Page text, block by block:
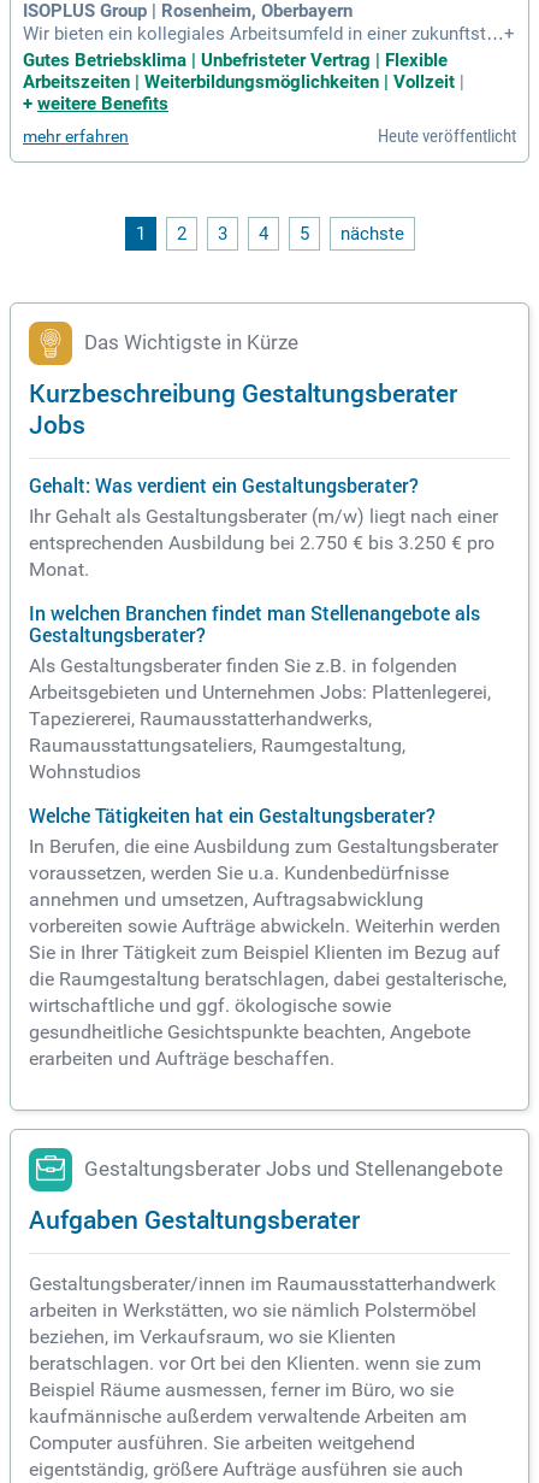
ISOPLUS Group | Rosenheim, Oberbayern
Wir bieten ein kollegiales Arbeitsumfeld in einer zukunftsträ
chtigen Branche mit Gestaltungsspielraum und kurzen Ents
cheidungswegen.
+
Gutes Betriebsklima | Unbefristeter Vertrag | Flexible
Arbeitszeiten | Weiterbildungsmöglichkeiten | Vollzeit
+ weitere Benefits
mehr erfahren Heute veröffentlicht
1 2 3 4 5 nächste
Das Wichtigste in Kürze
Kurzbeschreibung Gestaltungsberater
Jobs
Gehalt: Was verdient ein Gestaltungsberater?
Ihr Gehalt als Gestaltungsberater (m/w) liegt nach einer
entsprechenden Ausbildung bei 2.750 € bis 3.250 € pro
Monat.
In welchen Branchen findet man Stellenangebote als
Gestaltungsberater?
Als Gestaltungsberater finden Sie z.B. in folgenden
Arbeitsgebieten und Unternehmen Jobs: Plattenlegerei,
Tapeziererei, Raumausstatterhandwerks,
Raumausstattungsateliers, Raumgestaltung,
Wohnstudios
Welche Tätigkeiten hat ein Gestaltungsberater?
In Berufen, die eine Ausbildung zum Gestaltungsberater
voraussetzen, werden Sie u.a. Kundenbedürfnisse
annehmen und umsetzen, Auftragsabwicklung
vorbereiten sowie Aufträge abwickeln. Weiterhin werden
Sie in Ihrer Tätigkeit zum Beispiel Klienten im Bezug auf
die Raumgestaltung beratschlagen, dabei gestalterische,
wirtschaftliche und ggf. ökologische sowie
gesundheitliche Gesichtspunkte beachten, Angebote
erarbeiten und Aufträge beschaffen.
Gestaltungsberater Jobs und Stellenangebote
Aufgaben Gestaltungsberater
Gestaltungsberater/innen im Raumausstatterhandwerk
arbeiten in Werkstätten, wo sie nämlich Polstermöbel
beziehen, im Verkaufsraum, wo sie Klienten
beratschlagen. vor Ort bei den Klienten. wenn sie zum
Beispiel Räume ausmessen, ferner im Büro, wo sie
kaufmännische außerdem verwaltende Arbeiten am
Computer ausführen. Sie arbeiten weitgehend
eigentständig, größere Aufträge ausführen sie auch